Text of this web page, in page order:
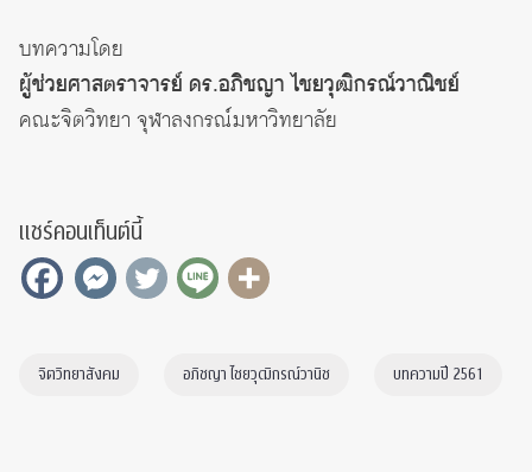
บทความโดย
ผู้ช่วยศาสตราจารย์ ดร.อภิชญา ไชยวุฒิกรณ์วาณิชย์
คณะจิตวิทยา จุฬาลงกรณ์มหาวิทยาลัย
แชร์คอนเท็นต์นี้
จิตวิทยาสังคม อภิชญา ไชยวุฒิกรณ์วานิช บทความปี 2561